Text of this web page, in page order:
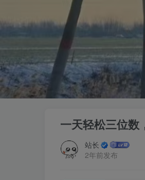
一天轻松三位数
站长
2年前发布